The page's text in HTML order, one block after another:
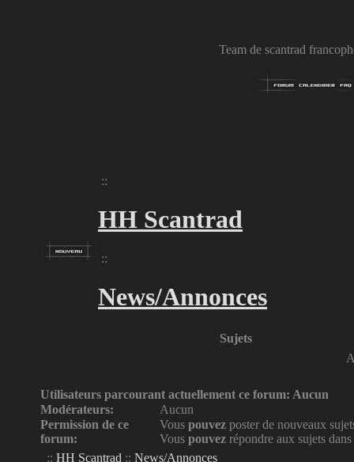
Team de scantrad
::
HH Scantrad
::
News/Annonces
Sujets
Utilisateurs parcourant actuellement ce forum: Aucun
Modérateurs:
Aucun
Permission de ce
forum:
Vous pouvez poster de nouveaux
Vous pouvez répondre aux sujets
:: HH Scantrad :: News/Annonces